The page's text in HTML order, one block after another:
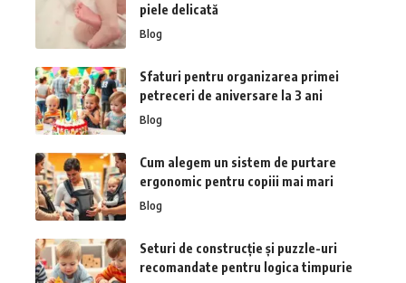
piele delicată
Blog
Sfaturi pentru organizarea primei
petreceri de aniversare la 3 ani
Blog
Cum alegem un sistem de purtare
ergonomic pentru copiii mai mari
Blog
Seturi de construcție și puzzle-uri
recomandate pentru logica timpurie